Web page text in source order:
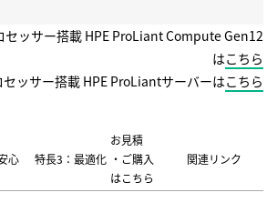
セッサー搭載 HPE ProLiant Compute Gen12
はこちら
セッサー搭載 HPE ProLiantサーバーはこちら
心 特長3 ：最適化
お見積
・ご購入
はこちら
関連リンク